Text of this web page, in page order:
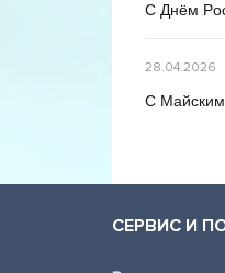
C Днём
28.04.2026
C
СЕРВИС И